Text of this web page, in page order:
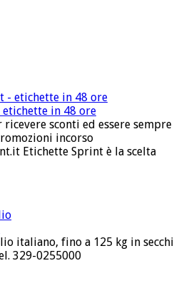
in 48 ore
sconti ed essere sempre
incorso
Etichette Sprint è la scelta
italiano, fino a 125 kg in secchi
329-0255000